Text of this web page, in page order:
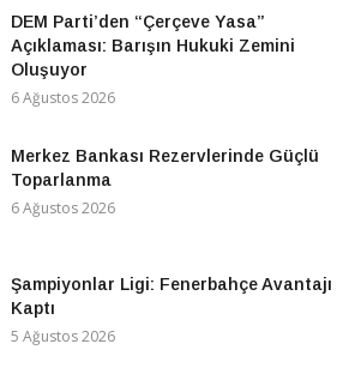
DEM Parti’den “Çerçeve Yasa”
Açıklaması: Barışın Hukuki Zemini
Oluşuyor
6 Ağustos 2026
Merkez Bankası Rezervlerinde Güçlü
Toparlanma
6 Ağustos 2026
Şampiyonlar Ligi: Fenerbahçe Avantajı
Kaptı
5 Ağustos 2026